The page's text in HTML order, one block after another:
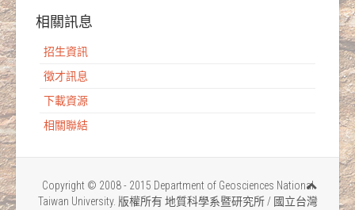
相關訊息
招生資訊
徵才訊息
下載資源
相關聯結
Copyright © 2008 - 2015 Department of Geosciences National
Taiwan University. 版權所有 地質科學系暨研究所 / 國立台灣